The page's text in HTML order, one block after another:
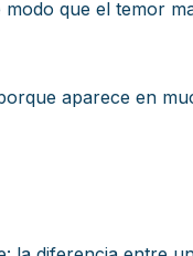
modo que el temor
aparece en